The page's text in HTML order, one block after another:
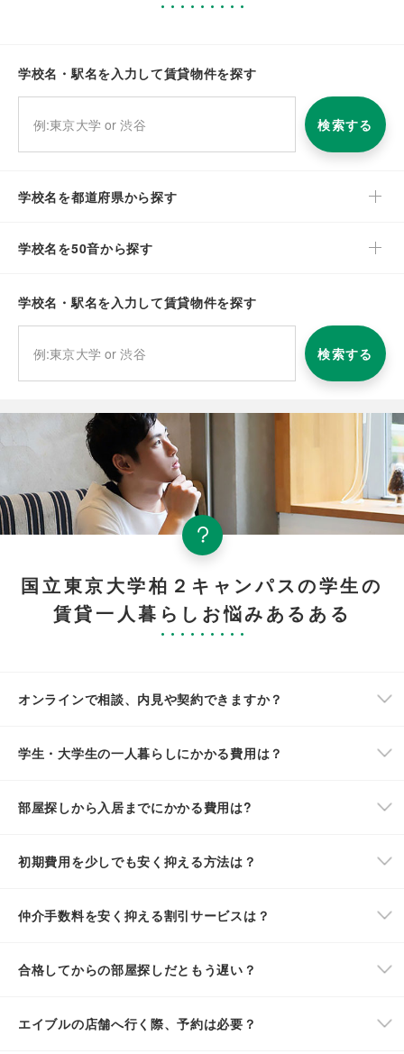
学校名・駅名を入力して賃貸物件を探す
検索する
学校名を都道府県から探す
学校名を50音から探す
学校名・駅名を入力して賃貸物件を探す
検索する
国立東京大学柏２キャンパスの学生の
賃貸一人暮らしお悩みあるある
オンラインで相談、内見や契約できますか？
学生・大学生の一人暮らしにかかる費用は？
部屋探しから入居までにかかる費用は?
初期費用を少しでも安く抑える方法は？
仲介手数料を安く抑える割引サービスは？
合格してからの部屋探しだともう遅い？
エイブルの店舗へ行く際、予約は必要？